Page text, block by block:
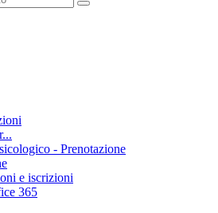
- Prenotazione
e iscrizioni
365